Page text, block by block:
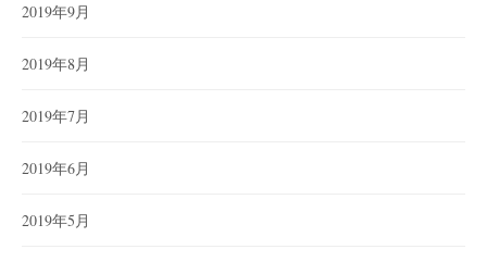
2019年9月
2019年8月
2019年7月
2019年6月
2019年5月